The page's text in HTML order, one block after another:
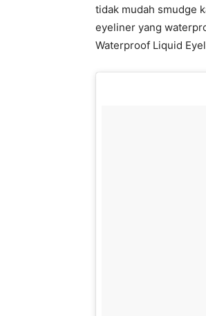
tidak mudah smudge
eyeliner yang
Waterproof Liquid